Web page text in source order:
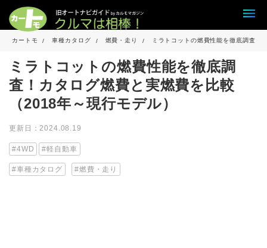
カートモ 車種カタログ 燃費・走り ミラトコットの燃費性能を徹底調査！
ミラトコットの燃費性能を徹底調
査！カタログ燃費と実燃費を比較
（2018年～現行モデル）
更新日：2024.08.19
4WD 軽自動車
車種カタログ 燃費・走り